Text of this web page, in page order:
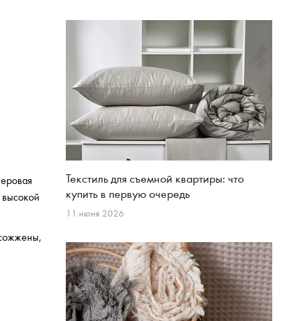
Текстиль для съемной квартиры: что
купить в первую очередь
11 июня 2026